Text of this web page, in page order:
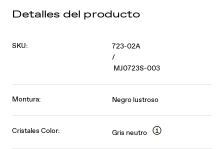
Detalles del producto
SKU:
723-02A
/
MJ0723S-003
Montura: Negro lustroso
Cristales Color: Gris neutro